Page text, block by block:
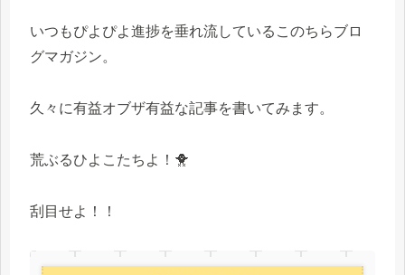
いつもぴよぴよ進捗を垂れ流しているこのちらブロ
グマガジン。
久々に有益オブザ有益な記事を書いてみます。
荒ぶるひよこたちよ！🐥
刮目せよ！！